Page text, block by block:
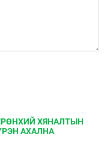
ХЯНАЛТЫН
АХАЛНА